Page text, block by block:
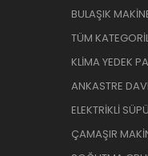
BULAŞIK
TÜM
KLİMA YEDEK
ANKASTRE
ELEKTRİKLİ
ÇAMAŞIR